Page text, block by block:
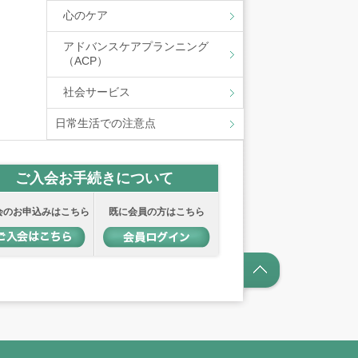
心のケア
アドバンスケアプランニング
（ACP）
社会サービス
日常生活での注意点
ご入会お手続きについて
のお申込みはこちら 既に会員の方はこちら